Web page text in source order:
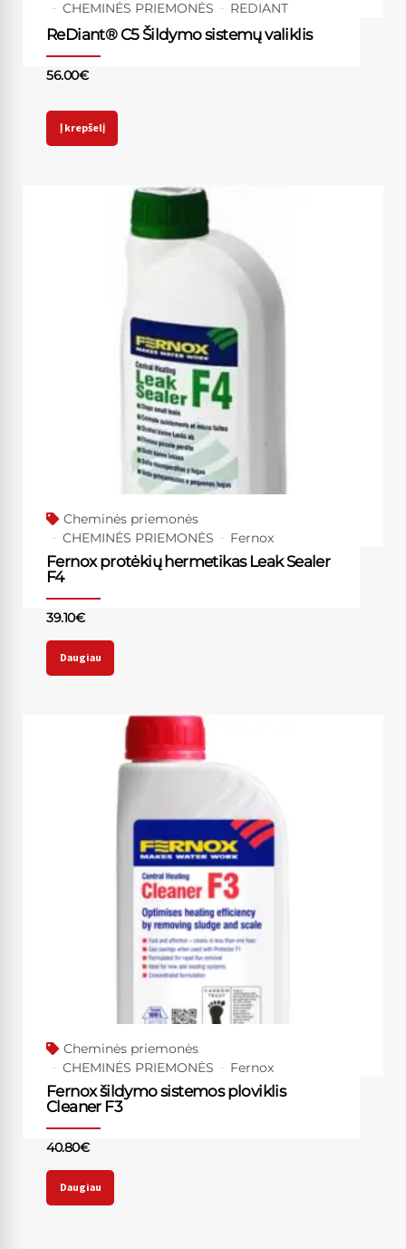
CHEMINĖS PRIEMONĖS
REDIANT
ReDiant® C5 Šildymo sistemų valiklis
56.00€
Į krepšelį
Cheminės priemonės
CHEMINĖS PRIEMONĖS
Fernox
Fernox protėkių hermetikas Leak Sealer
F4
39.10€
Daugiau
Cheminės priemonės
CHEMINĖS PRIEMONĖS
Fernox
Fernox šildymo sistemos ploviklis
Cleaner F3
40.80€
Daugiau